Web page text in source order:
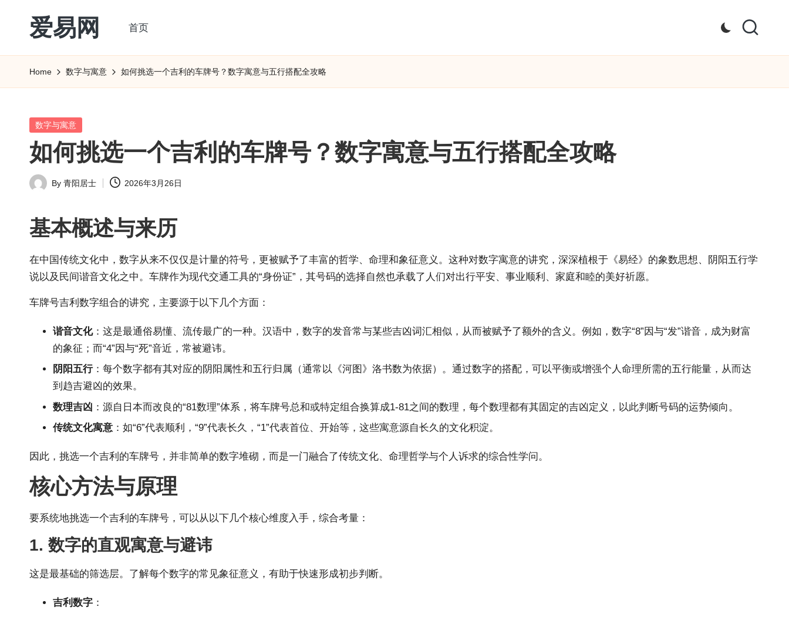
爱易网
历
阳
转
农
历
历
询
_2ebc.com
首页
Home 数字与寓意 如何挑选一个吉利的车牌号？数字寓意与五行搭配全攻略
Posted
数字与寓意
如何挑选一个吉利的车牌号？数字寓意与五行搭配全攻略
Posted
By 青阳居士 2026年3月26日
基本概述与来历
在中国传统文化中，数字从来不仅仅是计量的符号，更被赋予了丰富的哲学、命理和象征意义。这种对数字寓意的讲究，深深植根于《易经》的象数思想、阴阳五行学
说以及民间谐音文化之中。车牌作为现代交通工具的“身份证”，其号码的选择自然也承载了人们对出行平安、事业顺利、家庭和睦的美好祈愿。
车牌号吉利数字组合的讲究，主要源于以下几个方面：
谐音文化：这是最通俗易懂、流传最广的一种。汉语中，数字的发音常与某些吉凶词汇相似，从而被赋予了额外的含义。例如，数字“8”因与“发”谐音，成为财富
的象征；而“4”因与“死”音近，常被避讳。
阴阳五行：每个数字都有其对应的阴阳属性和五行归属（通常以《河图》洛书数为依据）。通过数字的搭配，可以平衡或增强个人命理所需的五行能量，从而达
到趋吉避凶的效果。
数理吉凶 ：源自日本而改良的“81数理”体系，将车牌号总和或特定组合换算成1-81之间的数理，每个数理都有其固定的吉凶定义，以此判断号码的运势倾向。
传统文化寓意 ：如“6”代表顺利，“9”代表长久，“1”代表首位、开始等，这些寓意源自长久的文化积淀。
因此，挑选一个吉利的车牌号，并非简单的数字堆砌，而是一门融合了传统文化、命理哲学与个人诉求的综合性学问。
核心方法与原理
要系统地挑选一个吉利的车牌号，可以从以下几个核心维度入手，综合考量：
1. 数字的直观寓意与避讳
这是最基础的筛选层。了解每个数字的常见象征意义，有助于快速形成初步判断。
吉利数字 ：